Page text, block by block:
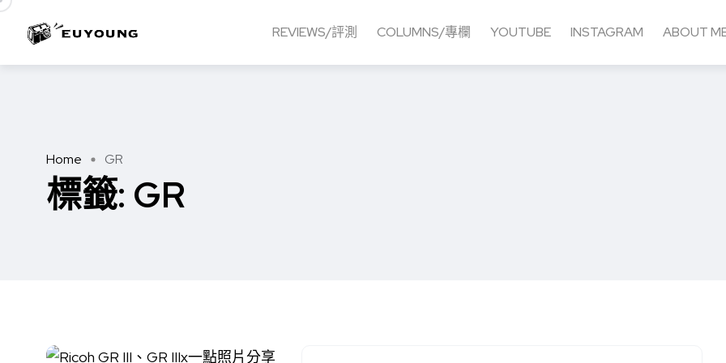
REVIEWS/評測 COLUMNS/專欄 YOUTUBE INSTAGRAM ABOUT
Home GR
標籤: GR